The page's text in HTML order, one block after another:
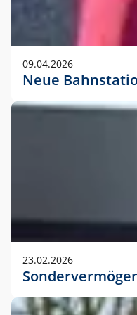
09.04.2026
Neue
23.02.2026